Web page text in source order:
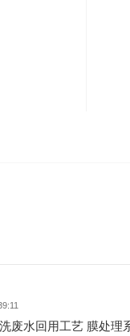
废水回用工艺 膜处理